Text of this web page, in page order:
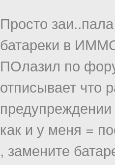
Просто
батареки в
ПОлазил по
отписывает что
как и у меня =
, замените